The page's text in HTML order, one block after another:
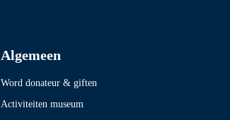
Algemeen
Word donateur & giften
Activiteiten museum